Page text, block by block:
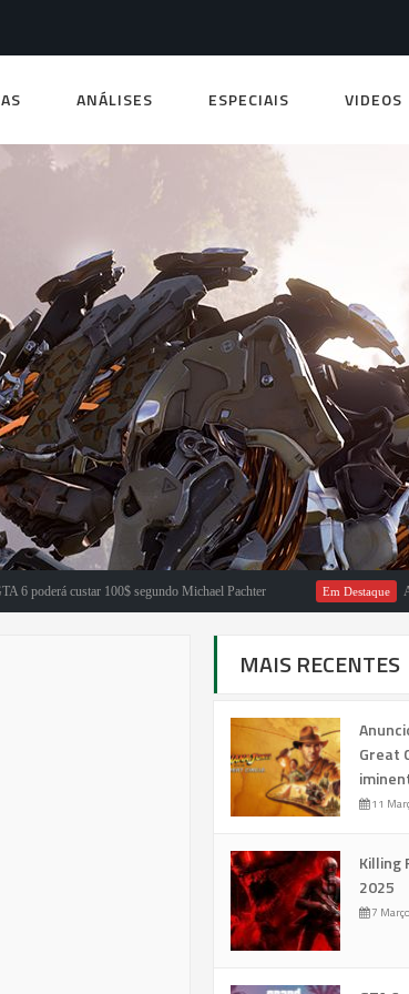
ANÁLISES ESPECIAIS VIDEOS
custar 100$ segundo Michael Pachter Em Destaque
MAIS RECENTES
Great
11
Killing
2025
7